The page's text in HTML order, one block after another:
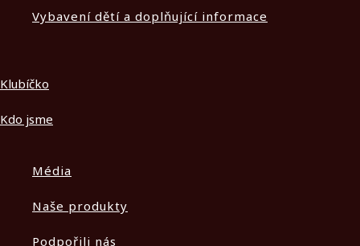
Vybavení dětí a doplňující informace
Klubíčko
Kdo jsme
Média
Naše produkty
Podpořili nás